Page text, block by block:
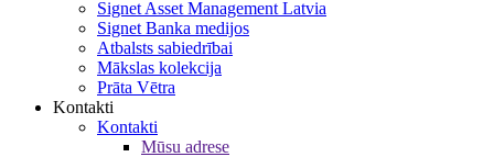
Signet Asset Management Latvia
Signet Banka medijos
Atbalsts sabiedrībai
Mākslas kolekcija
Prāta Vētra
Kontakti
Kontakti
Mūsu adrese